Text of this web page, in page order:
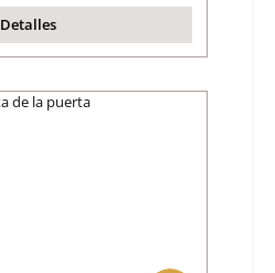
Detalles